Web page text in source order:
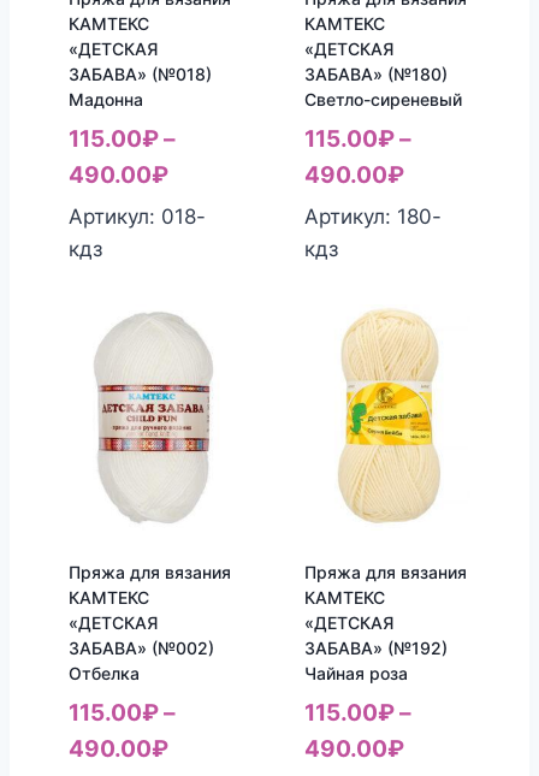
КАМТЕКС
«ДЕТСКАЯ
ЗАБАВА» (№018)
Мадонна
115.00₽–
490.00₽
Артикул: 018-
кдз
КАМТЕКС
«ДЕТСКАЯ
ЗАБАВА» (№180)
Светло-сиреневый
115.00₽–
490.00₽
Артикул: 180-
кдз
Пряжа для вязания
КАМТЕКС
«ДЕТСКАЯ
ЗАБАВА» (№002)
Отбелка
115.00₽–
490.00₽
Пряжа для вязания
КАМТЕКС
«ДЕТСКАЯ
ЗАБАВА» (№192)
Чайная роза
115.00₽–
490.00₽